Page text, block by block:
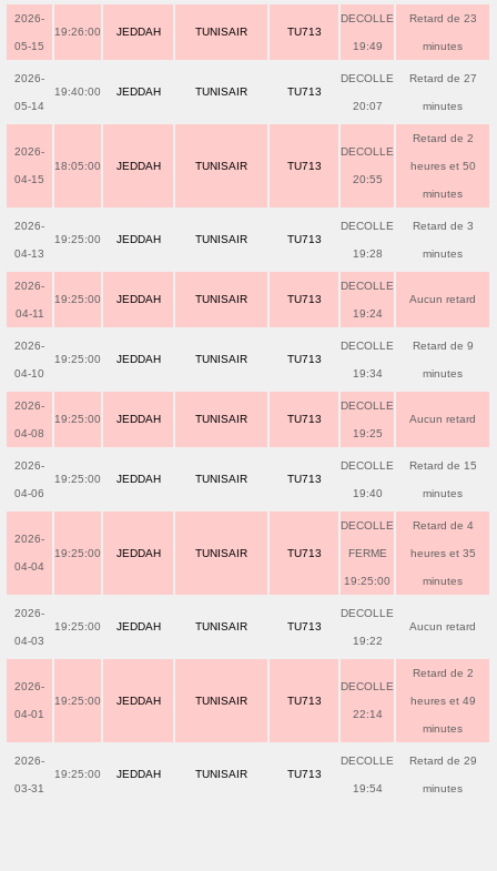
2026-
05-15
19:26:00 JEDDAH TUNISAIR TU713
DECOLLE
19:49
Retard de 23
minutes
2026-
05-14
19:40:00 JEDDAH TUNISAIR TU713
DECOLLE
20:07
Retard de 27
minutes
2026-
04-15
18:05:00 JEDDAH TUNISAIR TU713
DECOLLE
20:55
Retard de 2
heures et 50
minutes
2026-
04-13
19:25:00 JEDDAH TUNISAIR TU713
DECOLLE
19:28
Retard de 3
minutes
2026-
04-11
19:25:00 JEDDAH TUNISAIR TU713
DECOLLE
19:24
Aucun retard
2026-
04-10
19:25:00 JEDDAH TUNISAIR TU713
DECOLLE
19:34
Retard de 9
minutes
2026-
04-08
19:25:00 JEDDAH TUNISAIR TU713
DECOLLE
19:25
Aucun retard
2026-
04-06
19:25:00 JEDDAH TUNISAIR TU713
DECOLLE
19:40
Retard de 15
minutes
2026-
04-04
19:25:00 JEDDAH TUNISAIR TU713
DECOLLE
FERME
19:25:00
Retard de 4
heures et 35
minutes
2026-
04-03
19:25:00 JEDDAH TUNISAIR TU713
DECOLLE
19:22
Aucun retard
2026-
04-01
19:25:00 JEDDAH TUNISAIR TU713
DECOLLE
22:14
Retard de 2
heures et 49
minutes
2026-
03-31
19:25:00 JEDDAH TUNISAIR TU713
DECOLLE
19:54
Retard de 29
minutes